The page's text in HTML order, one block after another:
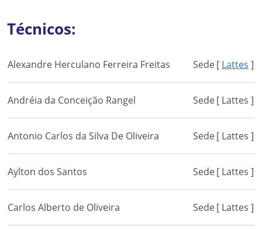
Técnicos:
Alexandre Herculano Ferreira Freitas Sede[ Lattes ]
Andréia da Conceição Rangel Sede[ Lattes ]
Antonio Carlos da Silva De Oliveira Sede[ Lattes ]
Aylton dos Santos Sede[ Lattes ]
Carlos Alberto de Oliveira Sede[ Lattes ]